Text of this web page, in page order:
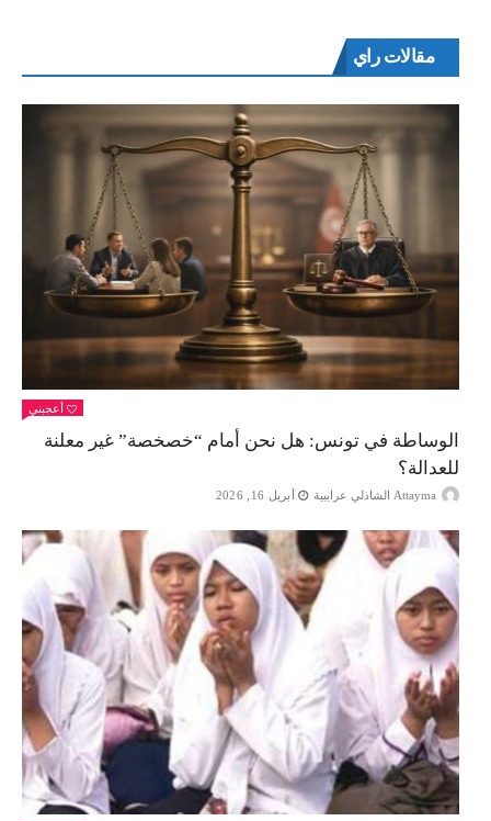
مقالات راي
أعجبني
الوساطة في تونس: هل نحن أمام “خصخصة” غير معلنة
للعدالة؟
Attayma الشاذلي عرايبية أبريل 16, 2026